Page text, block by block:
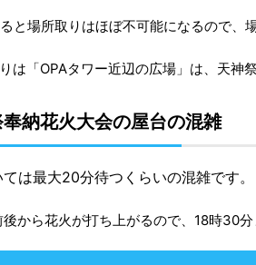
と場所取りはほぼ不可能になるので、
は「OPAタワー近辺の広場」は、天神
納花火大会の屋台の混雑
は最大20分待つくらいの混雑です。
から花火が打ち上がるので、18時30